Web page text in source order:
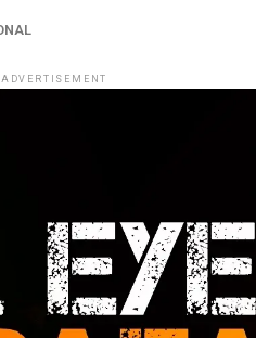
ADVERTISEMENT